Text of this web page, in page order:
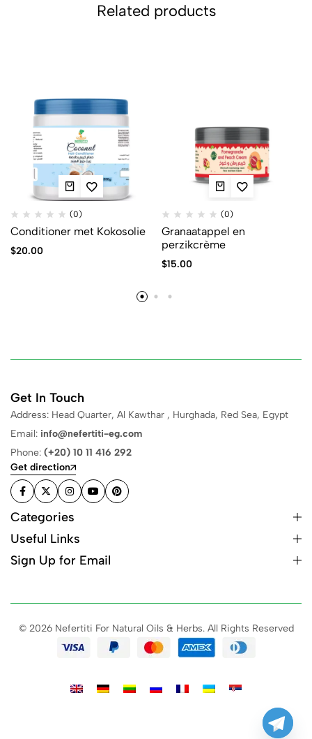
Related products
(0)
Conditioner met Kokosolie
$20.00
(0)
Granaatappel en
perzikcrème
$15.00
Get In Touch
Address: Head Quarter, Al Kawthar , Hurghada, Red Sea, Egypt
Email: info@nefertiti-eg.com
Phone: (+20) 10 11 416 292
Get direction
Categories
Useful Links
Sign Up for Email
© 2026 Nefertiti For Natural Oils & Herbs. All Rights Reserved